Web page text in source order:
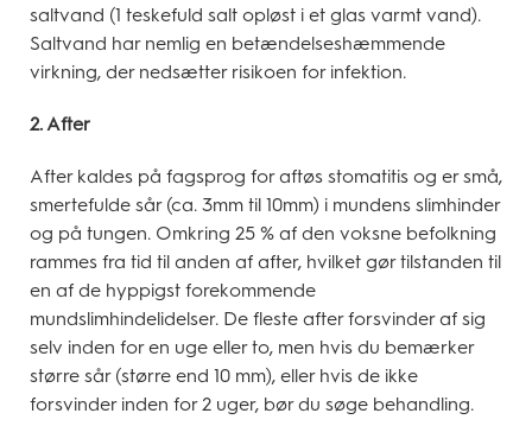
saltvand (1 teskefuld salt opløst i et glas varmt vand).
Saltvand har nemlig en betændelseshæmmende
virkning, der nedsætter risikoen for infektion.
2. After
After kaldes på fagsprog for aftøs stomatitis og er små,
smertefulde sår (ca. 3mm til 10mm) i mundens slimhinder
og på tungen. Omkring 25 % af den voksne befolkning
rammes fra tid til anden af after, hvilket gør tilstanden til
en af de hyppigst forekommende
mundslimhindelidelser. De fleste after forsvinder af sig
selv inden for en uge eller to, men hvis du bemærker
større sår (større end 10 mm), eller hvis de ikke
forsvinder inden for 2 uger, bør du søge behandling.